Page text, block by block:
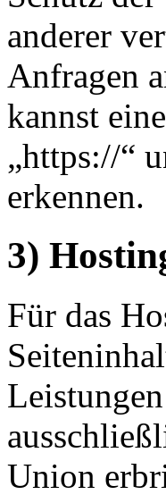
anderer
Anfragen
kannst
„https://“
erkennen.
3)
Für das
Union